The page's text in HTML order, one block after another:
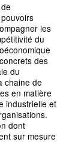
les
du
des
du
chaine de
en matière
industrielle et
dont
sur mesure